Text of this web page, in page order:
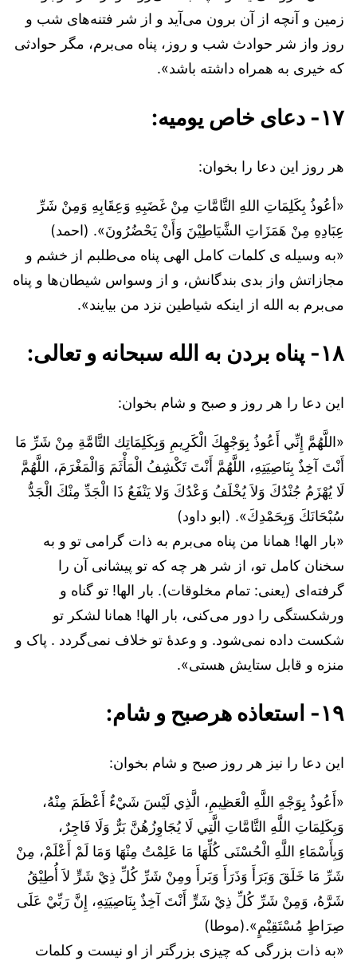
زمین و آنچه از آن برون می‌آید و از شر فتنه‌های شب و
روز واز شر حوادث شب و روز، پناه می‌برم، مگر حوادثی
که خیری به همراه داشته باشد».
۱۷- دعای خاص یومیه:
هر روز این دعا را بخوان:
«أعُوذُ بِكَلِمَاتِ اللهِ التَّامَّاتِ مِنْ غَضَبِهِ وَعِقَابِهِ وَمِنْ شَرِّ
عِبَادِهِ مِنْ هَمَزَاتِ الشَّيَاطِيْنَ وَأَنْ يَحْضُرُونَ». (احمد)
«به وسیله ی کلمات کامل الهی پناه می‌طلبم از خشم و
مجازاتش واز بدی بندگانش، و از وسواس شیطان‌ها و پناه
می‌برم به الله از اینکه شیاطین نزد من بیایند».
۱۸- پناه بردن به الله سبحانه و تعالی:
این دعا را هر روز و صبح و شام بخوان:
«اللَّهُمَّ إِنِّي أَعُوذُ بِوَجْهِكَ الْكَرِيمِ وَبِكَلِمَاتِك التَّامَّةِ مِنْ شَرِّ مَا
أَنْتَ آخِذٌ بِنَاصِيَتِهِ، اللَّهُمَّ أَنْتَ تَكْشِفُ الْمَأْثَمَ وَالْمَغْرَمَ، اللَّهُمَّ
لَا يُهْزَمُ جُنْدُكَ وَلاَ يُخْلَفُ وَعْدُكَ وَلا يَنْفَعُ ذَا الْجَدِّ مِنْكَ الْجَدُّ
سُبْحَانَكَ وَبِحَمْدِكَ». (ابو داود)
«بار الها! همانا من پناه می‌برم به ذات گرامی تو و به
سخنان کامل تو، از شر هر چه که تو پیشانی آن را
گرفته‌ای (یعنی: تمام مخلوقات). بار الها! تو گناه و
ورشکستگی را دور می‌کنی، بار الها! همانا لشکر تو
شکست داده نمی‌شود. و وعدۀ تو خلاف نمی‌گردد . پاک و
منزه و قابل ستایش هستی».
۱۹- استعاذه هرصبح و شام:
این دعا را نیز هر روز صبح و شام بخوان:
«أَعُوذُ بِوَجْهِ اللَّهِ الْعَظِيمِ، الَّذِي لَيْسَ شَيْءٌ أَعْظَمَ مِنْهُ،
وَبِكَلِمَاتِ اللَّهِ التَّامَّاتِ الَّتِي لَا يُجَاوِزُهُنَّ بَرٌّ وَلَا فَاجِرٌ،
وَبِأَسْمَاءِ اللَّهِ الْحُسْنَى كُلِّهَا مَا عَلِمْتُ مِنْهَا وَمَا لَمْ أَعْلَمْ، مِنْ
شَرِّ مَا خَلَقَ وَبَرَأَ وَذَرَأَ وَبَرأَ ومِنْ شَرِّ كُلِّ ذِيْ شَرٍّ لاَ أُطِيْقُ
شَرَّهُ، وَمِنْ شَرِّ كُلِّ ذِيْ شَرٍّ أَنْتَ آخِذٌ بِنَاصِيَتِهِ، إِنَّ رَبِّيْ عَلَى
صِرَاطٍ مُسْتَقِيْمٍ».(موطا)
«به ذات بزرگی که چیزی بزرگتر از او نیست و کلمات